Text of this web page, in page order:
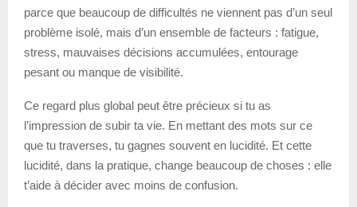
parce que beaucoup de difficultés ne viennent pas d’un seul
problème isolé, mais d’un ensemble de facteurs : fatigue,
stress, mauvaises décisions accumulées, entourage
pesant ou manque de visibilité.
Ce regard plus global peut être précieux si tu as
l’impression de subir ta vie. En mettant des mots sur ce
que tu traverses, tu gagnes souvent en lucidité. Et cette
lucidité, dans la pratique, change beaucoup de choses : elle
t’aide à décider avec moins de confusion.